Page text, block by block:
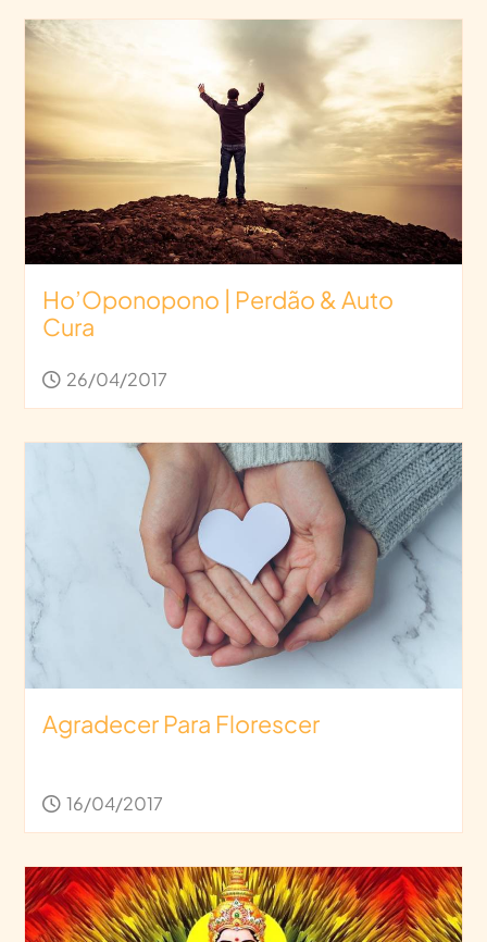
Ho’Oponopono | Perdão & Auto
Cura
26/04/2017
Agradecer Para Florescer
16/04/2017